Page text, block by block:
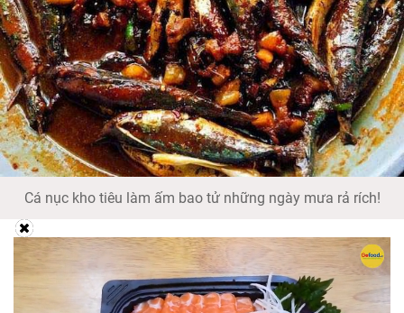
Cá nục kho tiêu làm ấm bao tử những ngày mưa rả rích!